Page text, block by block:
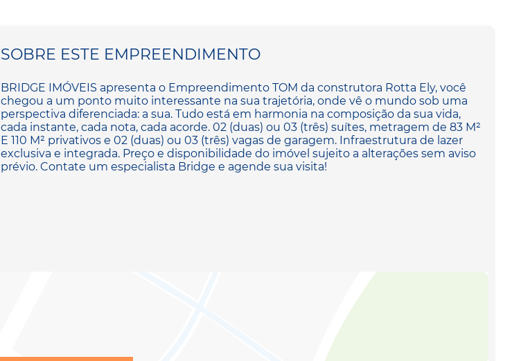
SOBRE ESTE EMPREENDIMENTO
BRIDGE IMÓVEIS apresenta o Empreendimento TOM da construtora Rotta Ely, você
chegou a um ponto muito interessante na sua trajetória, onde vê o mundo sob uma
perspectiva diferenciada: a sua. Tudo está em harmonia na composição da sua vida,
cada instante, cada nota, cada acorde. 02 (duas) ou 03 (três) suítes, metragem de 83 M²
E 110 M² privativos e 02 (duas) ou 03 (três) vagas de garagem. Infraestrutura de lazer
exclusiva e integrada. Preço e disponibilidade do imóvel sujeito a alterações sem aviso
prévio. Contate um especialista Bridge e agende sua visita!